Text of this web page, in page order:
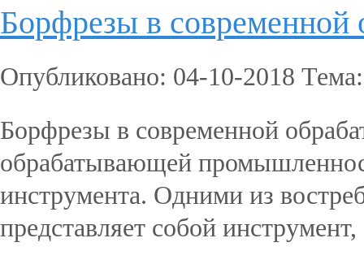
Борфрезы в
Опубликовано: 04-10-2018
Борфрезы в современной
обрабатывающей
инструмента. Одними из
представляет собой